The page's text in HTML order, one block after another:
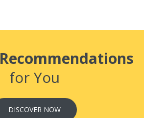
Recommendations
for You
DISCOVER NOW